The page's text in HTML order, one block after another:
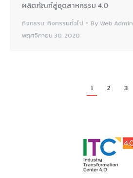
ผลิตภัณฑ์สู่อุตสาหกรรม 4.0
กิจกรรม, กิจกรรมทั่วไป By Web Admin
พฤศจิกายน 30, 2020
1 2 3